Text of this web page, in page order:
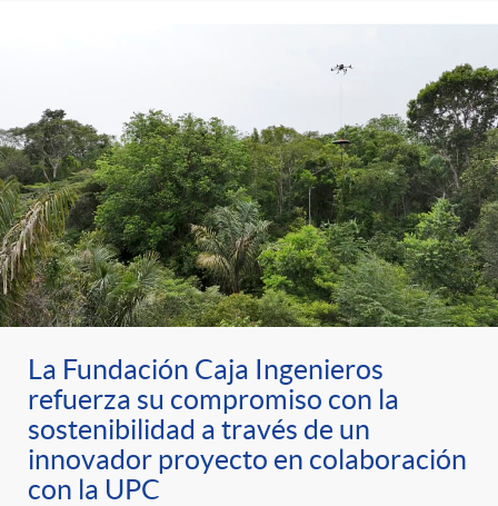
o
r
i
a
s
La Fundación Caja Ingenieros
refuerza su compromiso con la
sostenibilidad a través de un
innovador proyecto en colaboración
con la UPC